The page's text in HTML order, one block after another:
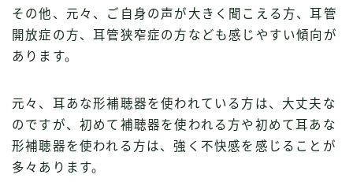
その他、元々、ご自身の声が大きく聞こえる方、耳管
開放症の方、耳管狭窄症の方なども感じやすい傾向が
あります。
元々、耳あな形補聴器を使われている方は、大丈夫な
のですが、初めて補聴器を使われる方や初めて耳あな
形補聴器を使われる方は、強く不快感を感じることが
多々あります。